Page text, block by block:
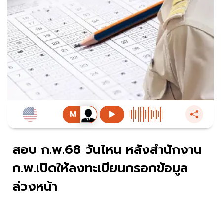
สอบ ก.พ.68 วันไหน หลังสำนักงาน
ก.พ.เปิดให้ลงทะเบียนกรอกข้อมูล
ล่วงหน้า